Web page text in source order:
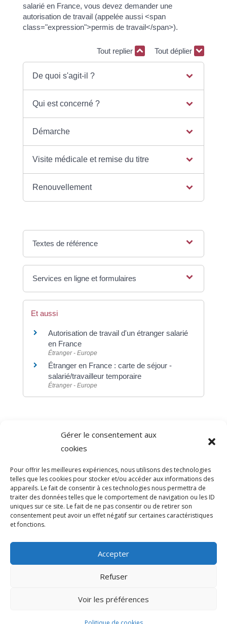
Gérer le consentement aux
cookies
Pour offrir les meilleures expériences, nous utilisons des technologies
telles que les cookies pour stocker et/ou accéder aux informations des
appareils. Le fait de consentir à ces technologies nous permettra de
traiter des données telles que le comportement de navigation ou les ID
uniques sur ce site. Le fait de ne pas consentir ou de retirer son
consentement peut avoir un effet négatif sur certaines caractéristiques
et fonctions.
Accepter
Refuser
Voir les préférences
salarié en France, vous devez demander une
autorisation de travail (appelée aussi <span
class="expression">permis de travail</span>).
Tout replier Tout déplier
De quoi s'agit-il ?
Qui est concerné ?
Démarche
Visite médicale et remise du titre
Renouvellement
Textes de référence
Services en ligne et formulaires
Et aussi
Autorisation de travail d'un étranger salarié
en France
Étranger - Europe
Étranger en France : carte de séjour -
salarié/travailleur temporaire
Étranger - Europe
Direction de l'information légale et administrative
comarquage developpé par
© 2026 Mairie de Sainte-Léocadie | Site